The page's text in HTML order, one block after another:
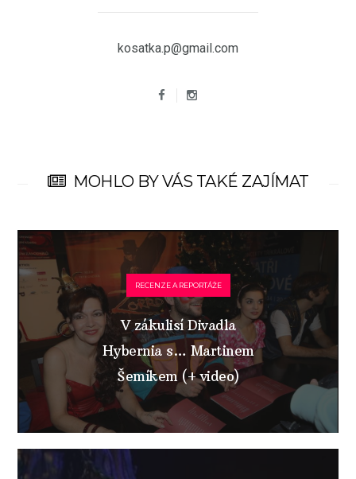
kosatka.p@gmail.com
MOHLO BY VÁS TAKÉ ZAJÍMAT
RECENZE A REPORTÁŽE
V zákulisí Divadla
Hybernia s… Martinem
Šemíkem (+ video)